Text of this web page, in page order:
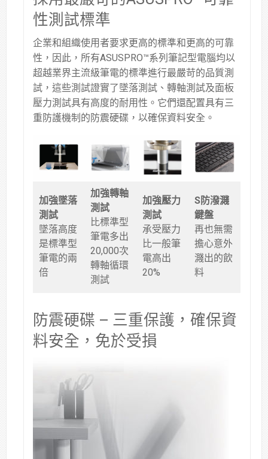
性測試標準
企業和組織使用者要求更高的標準和更高的可靠
性，因此，所有ASUSPRO™系列筆記型電腦均以
超越業界主流級筆電的標準進行最嚴苛的品質測
試，這些測試證實了墜落測試、轉軸測試及面板
壓力測試具有高度的耐用性。它們還配置具有三
重防護機制的防震硬碟，以確保資料安全。
加強墜落
測試
墜落高度
是標準型
筆電的兩
倍
加強轉軸
測試
比標準型
筆電多出
20,000次
轉軸循環
測試
加強壓力
測試
承受壓力
比一般筆
電高出
20%
S防潑濺
鍵盤
再也無需
擔心意外
濺出的飲
料
防震硬碟 – 三重保護，確保資
料安全，免於受損